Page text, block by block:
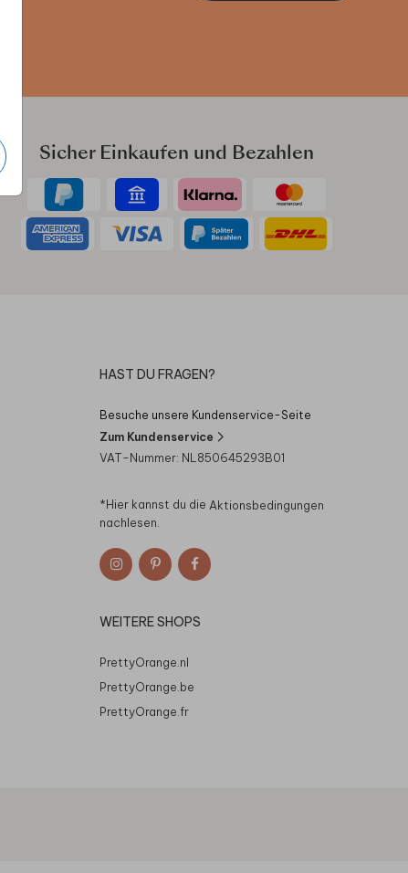
Sicher Einkaufen und Bezahlen
HAST DU FRAGEN?
Besuche unsere Kundenservice-Seite
Zum Kundenservice
VAT-Nummer: NL850645293B01
*Hier kannst du die Aktionsbedingungen
nachlesen.
WEITERE SHOPS
PrettyOrange.nl
PrettyOrange.be
PrettyOrange.fr